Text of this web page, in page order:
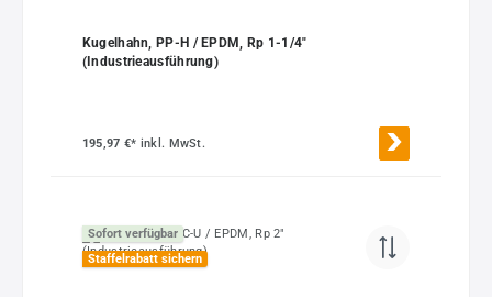
Kugelhahn, PP-H / EPDM, Rp 1-1/4"
(Industrieausführung)
195,97 €* inkl. MwSt.
Sofort verfügbar
Staffelrabatt sichern